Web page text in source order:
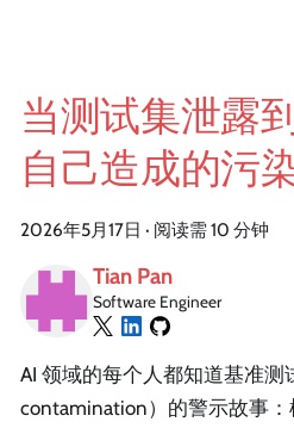
当测试集泄露
自己造成的污
2026年5月17日 · 阅读需 10 分钟
Tian Pan
Software Engineer
AI 领域的每个人都知道基准测
contamination）的警示故事：